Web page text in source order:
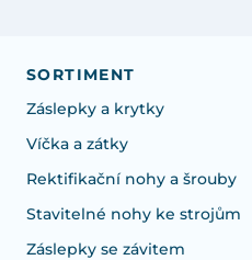
SORTIMENT
Záslepky a krytky
Víčka a zátky
Rektifikační nohy a šrouby
Stavitelné nohy ke strojům
Záslepky se závitem